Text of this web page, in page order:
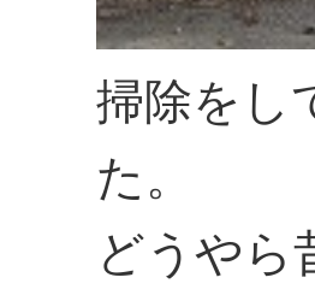
掃除をし
た。
どうやら